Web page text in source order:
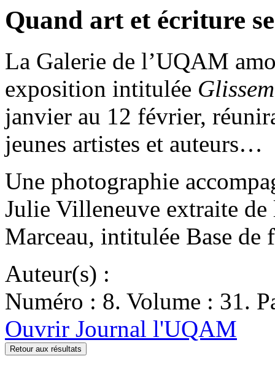
Quand art et écriture
La Galerie de l’UQAM
exposition intitulée
janvier au 12 février,
jeunes artistes et auteurs…
Une photographie
Julie Villeneuve extraite
Marceau, intitulée Base
Auteur(s) :
Numéro : 8. Volume : 31.
Ouvrir Journal l'UQAM
Retour aux résultats